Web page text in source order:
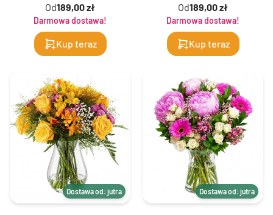
Od189,00 zł
Darmowa dostawa!
Kup teraz
Od189,00 zł
Darmowa dostawa!
Kup teraz
Dostawa od: jutra Dostawa od: jutra